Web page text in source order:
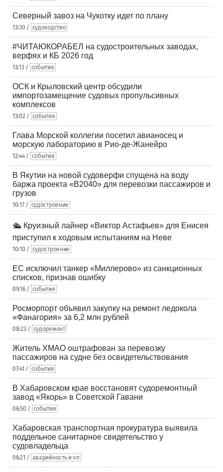
Северный завоз на Чукотку идет по плану
13:30 / судоходство
#ЧИТАЮКОРАБЕЛ на судостроительных заводах,
верфях и КБ 2026 год
13:13 / события
ОСК и Крыловский центр обсудили
импортозамещение судовых пропульсивных
комплексов
13:02 / события
Глава Морской коллегии посетил авианосец и
морскую лабораторию в Рио-де-Жанейро
12:44 / события
В Якутии на новой судоверфи спущена на воду
баржа проекта «В2040» для перевозки пассажиров и
грузов
10:17 / судостроение
🛳️ Круизный лайнер «Виктор Астафьев» для Енисея
приступил к ходовым испытаниям на Неве
10:10 / судостроение
ЕС исключил танкер «Миллерово» из санкционных
списков, признав ошибку
09:16 / события
Росморпорт объявил закупку на ремонт ледокола
«Фанагория» за 6,2 млн рублей
08:23 / судоремонт
Житель ХМАО оштрафован за перевозку
пассажиров на судне без освидетельствования
07:41 / события
В Хабаровском крае восстановят судоремонтный
завод «Якорь» в Советской Гавани
06:50 / события
Хабаровская транспортная прокуратура выявила
поддельное санитарное свидетельство у
судовладельца
06:21 / аварийность и чп